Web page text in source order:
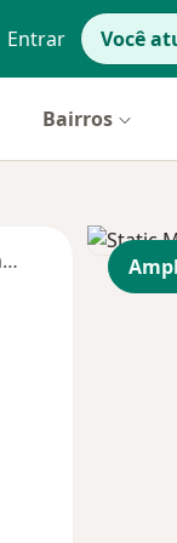
Entrar Você
Bairros
Segunda-feira